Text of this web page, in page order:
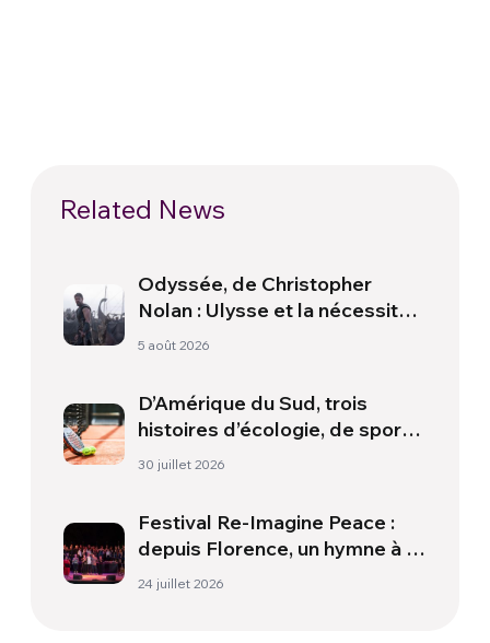
Related News
Odyssée, de Christopher
Nolan : Ulysse et la nécessité
d’une nouvelle aube
5 août 2026
D’Amérique du Sud, trois
histoires d’écologie, de sport
et de santé
30 juillet 2026
Festival Re-Imagine Peace :
depuis Florence, un hymne à la
paix
24 juillet 2026